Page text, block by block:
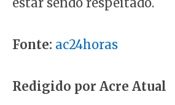
Fonte: ac24horas
Redigido por Acre Atual